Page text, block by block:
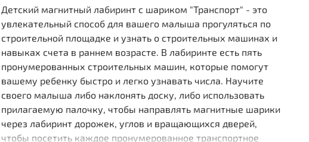
Детский магнитный лабиринт с шариком "Транспорт" - это
увлекательный способ для вашего малыша прогуляться по
строительной площадке и узнать о строительных машинах и
навыках счета в раннем возрасте. В лабиринте есть пять
пронумерованных строительных машин, которые помогут
вашему ребенку быстро и легко узнавать числа. Научите
своего малыша либо наклонять доску, либо использовать
прилагаемую палочку, чтобы направлять магнитные шарики
через лабиринт дорожек, углов и вращающихся дверей,
чтобы посетить каждое пронумерованное транспортное